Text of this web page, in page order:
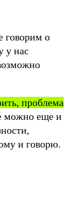
говорим о
у нас
проблема
можно еще и
и говорю.